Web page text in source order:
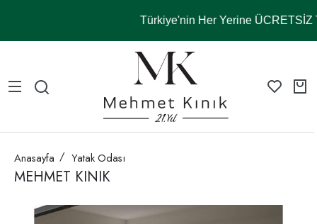
Türkiye'nin Her Yerine ÜCRETSİZ
Anasayfa Yatak Odası
MEHMET KINIK